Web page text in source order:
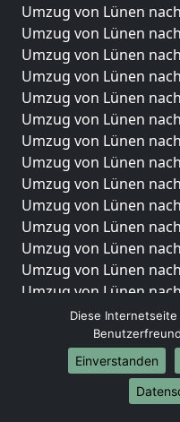
Umzug von Lünen
Umzug von Lünen
Umzug von Lünen
Umzug von Lünen
Umzug von Lünen
Umzug von Lünen
Umzug von Lünen
Umzug von Lünen
Umzug von Lünen
Umzug von Lünen
Umzug von Lünen
Umzug von Lünen
Umzug von Lünen
Umzug von Lünen
Umzug von Lünen
Umzug von Lünen
Umzug von Lünen
Umzug von Lünen
Umzug von Lünen
Diese
Einverstanden